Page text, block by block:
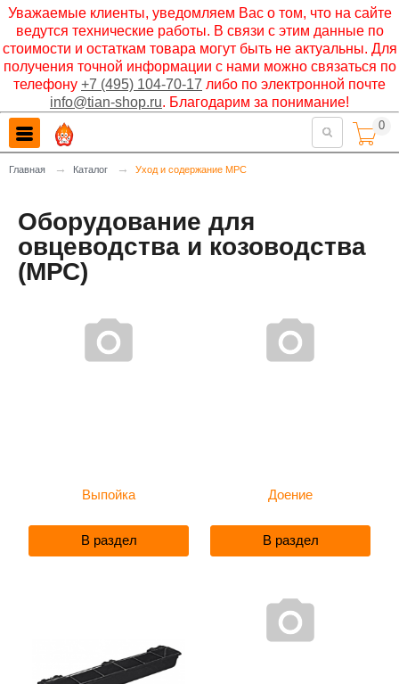
Уважаемые клиенты, уведомляем Вас о том, что на сайте
ведутся технические работы. В связи с этим данные по
стоимости и остаткам товара могут быть не актуальны. Для
получения точной информации с нами можно связаться по
телефону +7 (495) 104-70-17 либо по электронной почте
info@tian-shop.ru. Благодарим за понимание!
 0
Главная → Каталог → Уход и содержание МРС
Оборудование для
овцеводства и козоводства
(МРС)
Выпойка
В раздел
Доение
В раздел